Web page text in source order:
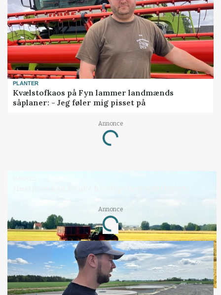
PLANTER
Kvælstofkaos på Fyn lammer landmænds
såplaner: - Jeg føler mig pisset på
Annonce
Loading...
Annonce
Loading...